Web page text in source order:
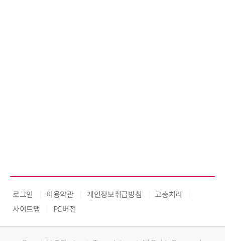
로그인 이용약관 개인정보취급방침
고충처리
사이트맵
PC버전